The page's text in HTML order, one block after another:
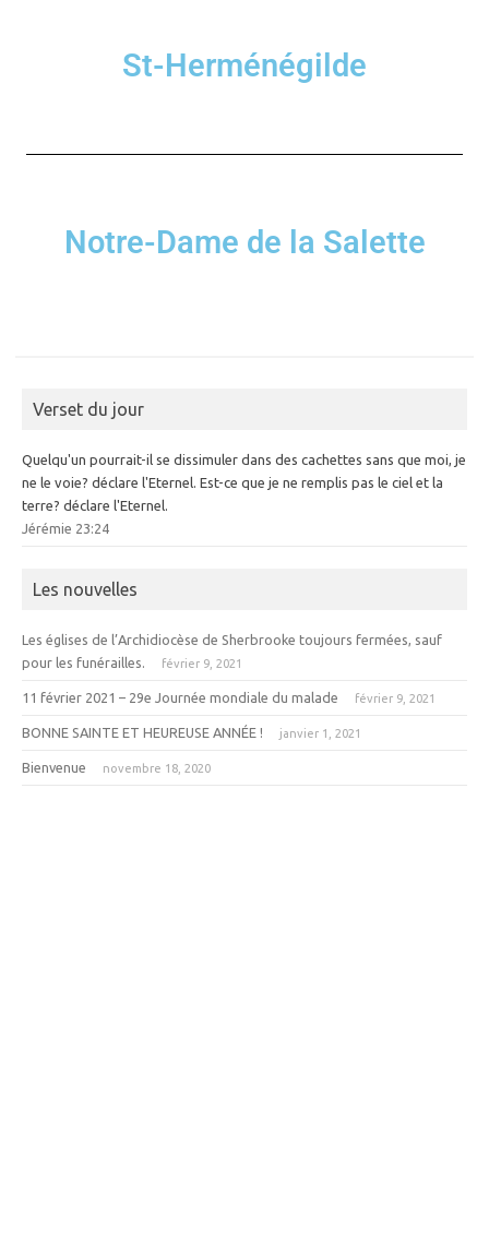
St-Herménégilde
Notre-Dame de la Salette
Verset du jour
Quelqu'un pourrait-il se dissimuler dans des cachettes sans que moi, je
ne le voie? déclare l'Eternel. Est-ce que je ne remplis pas le ciel et la
terre? déclare l'Eternel.
Jérémie 23:24
Les nouvelles
Les églises de l’Archidiocèse de Sherbrooke toujours fermées, sauf
pour les funérailles.
février 9, 2021
11 février 2021 – 29e Journée mondiale du malade février 9, 2021
BONNE SAINTE ET HEUREUSE ANNÉE ! janvier 1, 2021
Bienvenue novembre 18, 2020